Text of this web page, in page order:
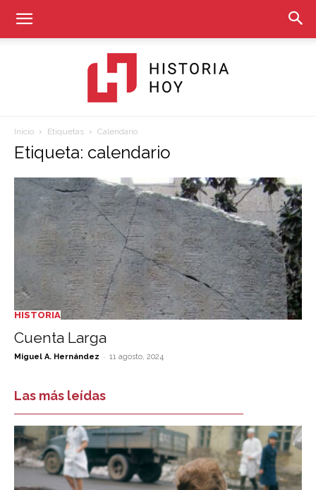
Hoy
Inicio Etiquetas Calendario
Etiqueta: calendario
HISTORIA
Cuenta Larga
Miguel A. Hernández - 11 agosto, 2024
Las más leídas